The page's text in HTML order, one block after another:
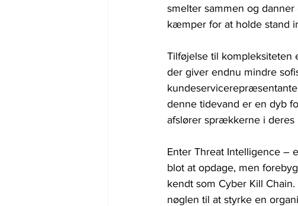
smelter sammen og
kæmper for at holde stand
Tilføjelse til kompleksiteten
der giver endnu mindre
denne tidevand er en dyb
afslører sprækkerne i deres
Enter Threat Intelligence –
blot at opdage, men
kendt som Cyber ​​Kill
nøglen til at styrke en